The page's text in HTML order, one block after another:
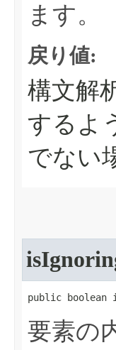
ます。
戻り値:
構文解
するよ
でない
public boolean
要素の